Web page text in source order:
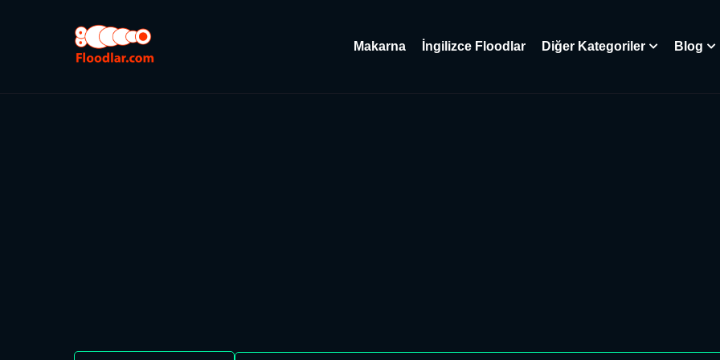
Makarna İngilizce Floodlar Diğer Kategoriler Blog